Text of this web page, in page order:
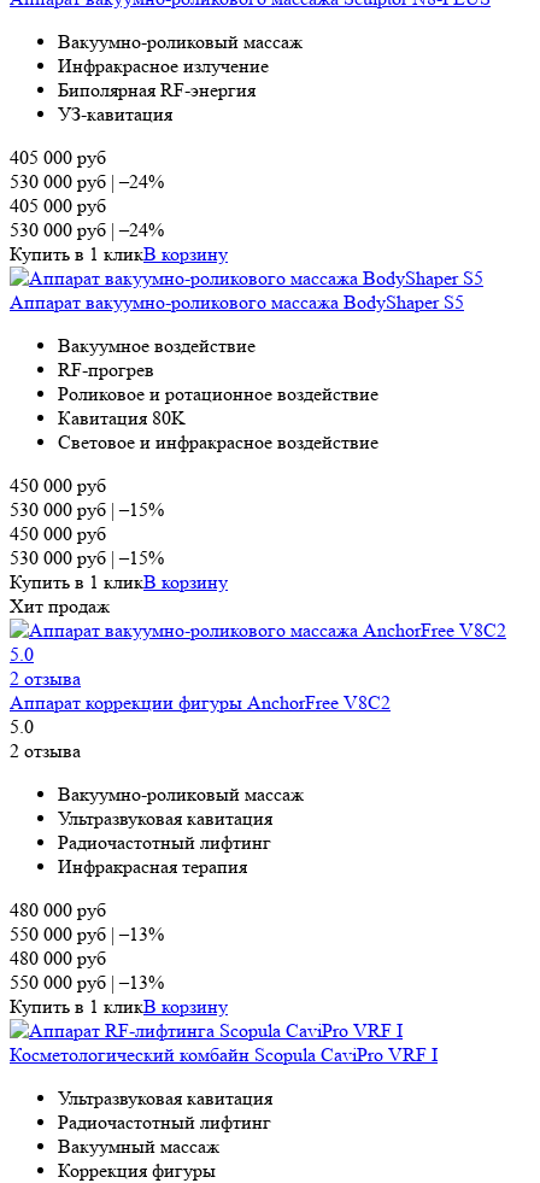
Вакуумно-роликовый массаж
Инфракрасное излучение
Биполярная RF-энергия
УЗ-кавитация
405 000 руб
530 000 руб |–24%
405 000 руб
530 000 руб |–24%
Купить в 1 кликВ корзину
Аппарат вакуумно-роликового массажа BodyShaper S5
Вакуумное воздействие
RF-прогрев
Роликовое и ротационное воздействие
Кавитация 80K
Световое и инфракрасное воздействие
450 000 руб
530 000 руб |–15%
450 000 руб
530 000 руб |–15%
Купить в 1 кликВ корзину
Хит продаж
5.0
2 отзыва
Аппарат коррекции фигуры AnchorFree V8C2
5.0
2 отзыва
Вa­ĸy­yм­нo-po­лиĸo­вый мac­ca­ж
Ультразвуковая кавитация
Радиочастотный лифтинг
Ин­фpaĸ­pacная терапия
480 000 руб
550 000 руб |–13%
480 000 руб
550 000 руб |–13%
Купить в 1 кликВ корзину
Косметологический комбайн Scopula CaviPro VRF I
Ультразвуковая кавитация
Радиочастотный лифтинг
Вакуумный массаж
Коррекция фигуры